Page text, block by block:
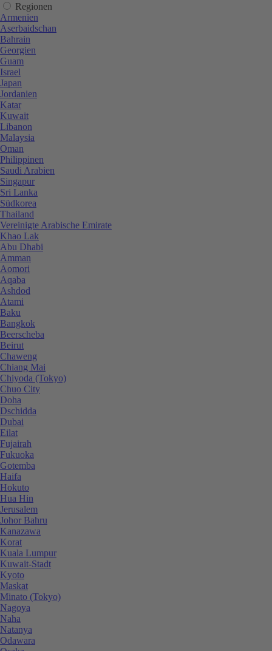
Regionen
Armenien
Aserbaidschan
Bahrain
Georgien
Guam
Israel
Japan
Jordanien
Katar
Kuwait
Libanon
Malaysia
Oman
Philippinen
Saudi Arabien
Singapur
Sri Lanka
Südkorea
Thailand
Vereinigte Arabische Emirate
Khao Lak
Abu Dhabi
Amman
Aomori
Aqaba
Ashdod
Atami
Baku
Bangkok
Beerscheba
Beirut
Chaweng
Chiang Mai
Chiyoda (Tokyo)
Chuo City
Doha
Dschidda
Dubai
Eilat
Fujairah
Fukuoka
Gotemba
Haifa
Hokuto
Hua Hin
Jerusalem
Johor Bahru
Kanazawa
Korat
Kuala Lumpur
Kuwait-Stadt
Kyoto
Maskat
Minato (Tokyo)
Nagoya
Naha
Natanya
Odawara